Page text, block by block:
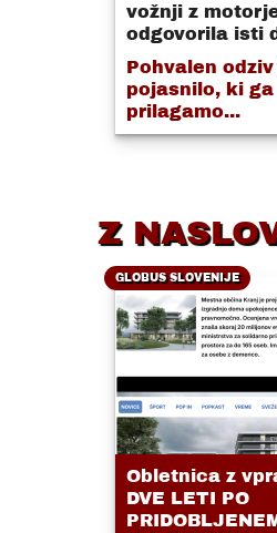
vožnji z
odgovorila isti
Pohvalen odziv
pojasnilo, ki ga
prilagamo...
Z
GLOBUS SLOVENIJE
Obletnica z
DVE LETI PO